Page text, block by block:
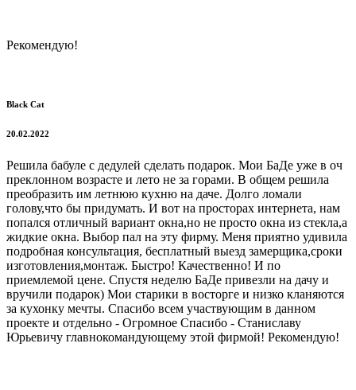
Рекомендую!
Black Cat
20.02.2022
Решила бабуле с дедулей сделать подарок. Мои БаДе уже в оч
преклонном возрасте и лето не за горами. В общем решила
преобразить им летнюю кухню на даче. Долго ломали
голову,что бы придумать. И вот на просторах интернета, нам
попался отличный вариант окна,но не просто окна из стекла,а
жидкие окна. Выбор пал на эту фирму. Меня приятно удивила
подробная консультация, бесплатный выезд замерщика,сроки
изготовления,монтаж. Быстро! Качественно! И по
приемлемой цене. Спустя неделю БаДе привезли на дачу и
вручили подарок) Мои старики в восторге и низко кланяются
за кухонку мечты. Спасибо всем участвующим в данном
проекте и отдельно - Огромное Спасибо - Станиславу
Юрьевичу главнокомандующему этой фирмой! Рекомендую!